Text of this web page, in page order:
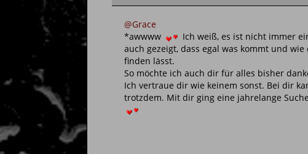
@Grace
*awwww
Ich weiß, es ist nicht immer
auch gezeigt, dass egal was kommt und
finden lässt.
So möchte ich auch dir für alles bisher
Ich vertraue dir wie keinem sonst. Bei dir
trotzdem. Mit dir ging eine jahrelange